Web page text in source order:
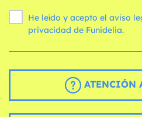
He leído y acepto el aviso
privacidad de Funidelia.
ATENCIÓN